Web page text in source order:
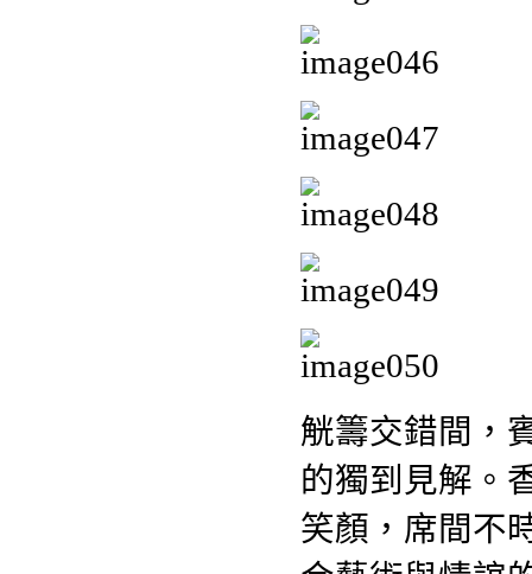
觥籌交錯間，
的獨到見解。
笑顏，席間不